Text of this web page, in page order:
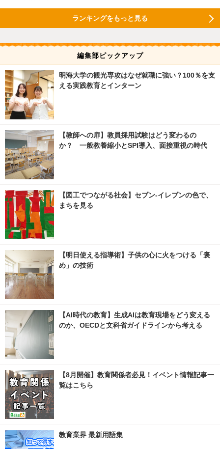
ランキングをもっと見る
編集部ピックアップ
明海大学の観光専攻はなぜ就職に強い？100％を支
える実践教育とインターン
【教師への扉】教員採用試験はどう変わるの
か？ 一般教養縮小とSPI導入、面接重視の時代
【図工でつながる社会】セブン‐イレブンの色で、
まちを見る
【明日使える指導術】子供の心に火をつける「褒
め」の技術
【AI時代の教育】生成AIは教育現場をどう変える
のか、OECDと文科省ガイドラインから考える
【8月開催】教育関係者必見！イベント情報記事一
覧はこちら
教育業界 最新用語集